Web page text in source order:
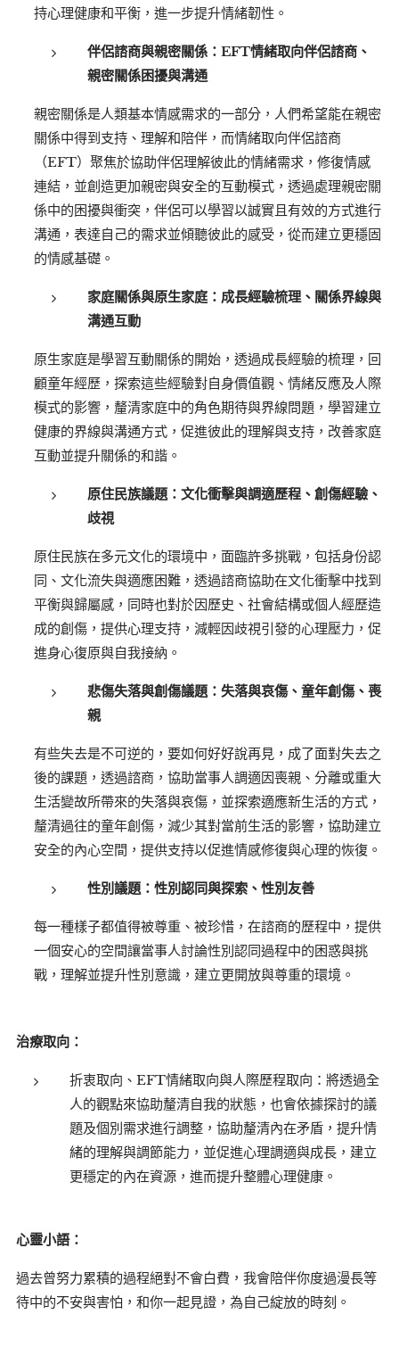
持心理健康和平衡，進一步提升情緒韌性。
伴侶諮商與親密關係： EFT情緒取向伴侶諮商、
親密關係困擾與溝通
親密關係是人類基本情感需求的一部分，人們希望能在親密
關係中得到支持、理解和陪伴，而情緒取向伴侶諮商
（EFT）聚焦於協助伴侶理解彼此的情緒需求，修復情感
連結，並創造更加親密與安全的互動模式，透過處理親密關
係中的困擾與衝突，伴侶可以學習以誠實且有效的方式進行
溝通，表達自己的需求並傾聽彼此的感受，從而建立更穩固
的情感基礎。
家庭關係與原生家庭： 成長經驗梳理、關係界線與
溝通互動
原生家庭是學習互動關係的開始，透過成長經驗的梳理，回
顧童年經歷，探索這些經驗對自身價值觀、情緒反應及人際
模式的影響，釐清家庭中的角色期待與界線問題，學習建立
健康的界線與溝通方式，促進彼此的理解與支持，改善家庭
互動並提升關係的和諧。
原住民族議題：文化衝擊與調適歷程、創傷經驗、
歧視
原住民族在多元文化的環境中，面臨許多挑戰，包括身份認
同、文化流失與適應困難，透過諮商協助在文化衝擊中找到
平衡與歸屬感，同時也對於因歷史、社會結構或個人經歷造
成的創傷，提供心理支持，減輕因歧視引發的心理壓力，促
進身心復原與自我接納。
悲傷失落與創傷議題： 失落與哀傷、童年創傷、喪
親
有些失去是不可逆的，要如何好好說再見，成了面對失去之
後的課題，透過諮商，協助當事人調適因喪親、分離或重大
生活變故所帶來的失落與哀傷，並探索適應新生活的方式，
釐清過往的童年創傷，減少其對當前生活的影響，協助建立
安全的內心空間，提供支持以促進情感修復與心理的恢復。
性別議題： 性別認同與探索、性別友善
每一種樣子都值得被尊重、被珍惜，在諮商的歷程中，提供
一個安心的空間讓當事人討論性別認同過程中的困惑與挑
戰，理解並提升性別意識，建立更開放與尊重的環境。
治療取向：
折衷取向、EFT情緒取向與人際歷程取向：將透過全
人的觀點來協助釐清自我的狀態，也會依據探討的議
題及個別需求進行調整，協助釐清內在矛盾，提升情
緒的理解與調節能力，並促進心理調適與成長，建立
更穩定的內在資源，進而提升整體心理健康。
心靈小語：
過去曾努力累積的過程絕對不會白費，我會陪伴你度過漫長等
待中的不安與害怕，和你一起見證，為自己綻放的時刻。